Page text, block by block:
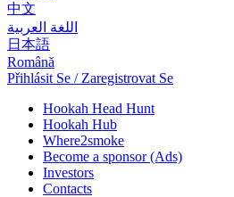
中文
اللغة العربية
日本語
Română
Přihlásit Se / Zaregistrovat Se
Hookah Head Hunt
Hookah Hub
Where2smoke
Become a sponsor (Ads)
Investors
Contacts